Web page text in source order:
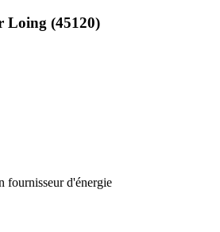
Loing (45120)
fournisseur d'énergie